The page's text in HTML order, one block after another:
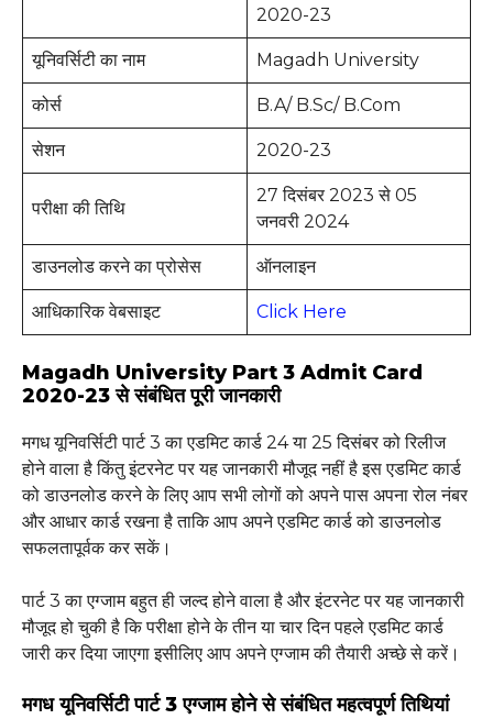
2020-23
यूनिवर्सिटी का नाम Magadh University
कोर्स B.A/ B.Sc/ B.Com
सेशन 2020-23
परीक्षा की तिथि
27 दिसंबर 2023 से 05
जनवरी 2024
डाउनलोड करने का प्रोसेस ऑनलाइन
आधिकारिक वेबसाइट Click Here
Magadh University Part 3 Admit Card
2020-23 से संबंधित पूरी जानकारी
मगध यूनिवर्सिटी पार्ट 3 का एडमिट कार्ड 24 या 25 दिसंबर को रिलीज
होने वाला है किंतु इंटरनेट पर यह जानकारी मौजूद नहीं है इस एडमिट कार्ड
को डाउनलोड करने के लिए आप सभी लोगों को अपने पास अपना रोल नंबर
और आधार कार्ड रखना है ताकि आप अपने एडमिट कार्ड को डाउनलोड
सफलतापूर्वक कर सकें।
पार्ट 3 का एग्जाम बहुत ही जल्द होने वाला है और इंटरनेट पर यह जानकारी
मौजूद हो चुकी है कि परीक्षा होने के तीन या चार दिन पहले एडमिट कार्ड
जारी कर दिया जाएगा इसीलिए आप अपने एग्जाम की तैयारी अच्छे से करें।
मगध यूनिवर्सिटी पार्ट 3 एग्जाम होने से संबंधित महत्वपूर्ण तिथियां